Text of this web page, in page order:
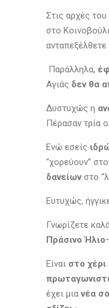
Στις αρχές
στο
ανταπεξέλθετε
Παράλληλα,
Αγιάς δεν θα
Δυστυχώς η
Πέρασαν τρία
Ενώ εσείς
“χορεύουν”
δανείων στο
Ευτυχώς,
Γνωρίζετε
Πράσινο Ήλιο
Είναι στο χέρι
έχει μιανέα